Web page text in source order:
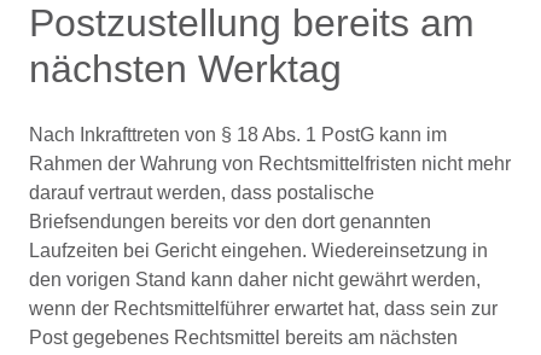
Postzustellung bereits am
nächsten Werktag
Nach Inkrafttreten von § 18 Abs. 1 PostG kann im
Rahmen der Wahrung von Rechtsmittelfristen nicht mehr
darauf vertraut werden, dass postalische
Briefsendungen bereits vor den dort genannten
Laufzeiten bei Gericht eingehen. Wiedereinsetzung in
den vorigen Stand kann daher nicht gewährt werden,
wenn der Rechtsmittelführer erwartet hat, dass sein zur
Post gegebenes Rechtsmittel bereits am nächsten